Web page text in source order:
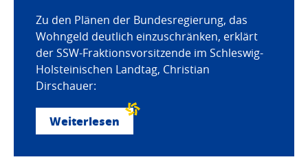
Zu den Plänen der Bundesregierung, das
Wohngeld deutlich einzuschränken, erklärt
der SSW-Fraktionsvorsitzende im Schleswig-
Holsteinischen Landtag, Christian
Dirschauer:
Weiterlesen